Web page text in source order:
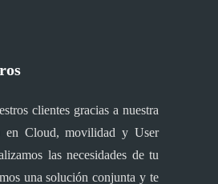
clientes gracias a nuestra
en Cloud, movilidad y User
las necesidades de tu
una solución conjunta y te